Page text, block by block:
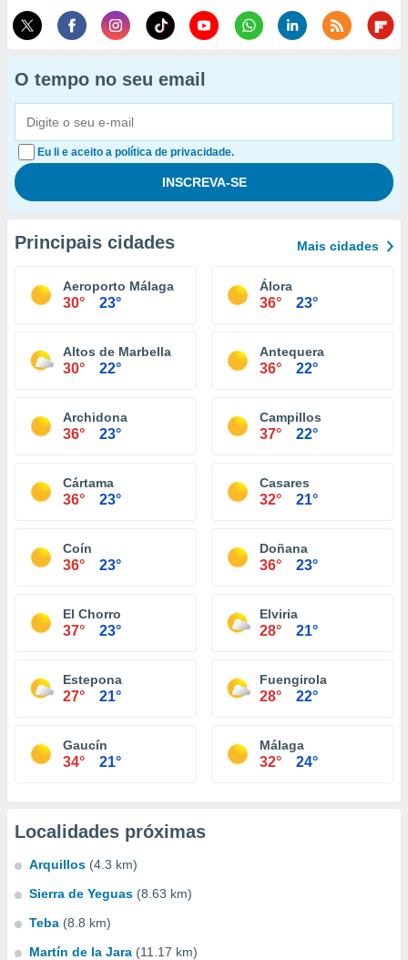
O tempo no seu email
Eu li e aceito a política de privacidade.
Principais cidades Mais cidades
Aeroporto Málaga
30° 23°
Álora
36° 23°
Altos de Marbella
30° 22°
Antequera
36° 22°
Archidona
36° 23°
Campillos
37° 22°
Cártama
36° 23°
Casares
32° 21°
Coín
36° 23°
Doñana
36° 23°
El Chorro
37° 23°
Elviria
28° 21°
Estepona
27° 21°
Fuengirola
28° 22°
Gaucín
34° 21°
Málaga
32° 24°
Localidades próximas
Arquillos (4.3 km)
Sierra de Yeguas (8.63 km)
Teba (8.8 km)
Martín de la Jara (11.17 km)